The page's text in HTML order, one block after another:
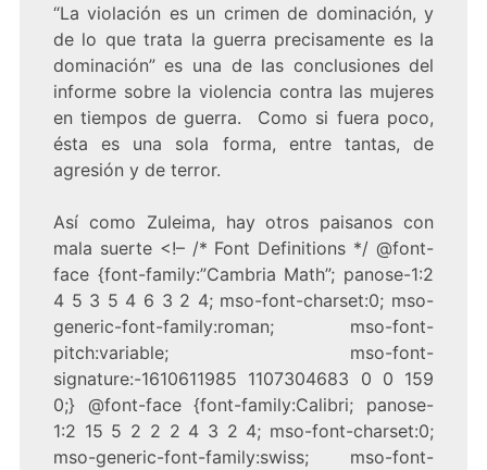
“La violación es un crimen de dominación, y
de lo que trata la guerra precisamente es la
dominación” es una de las conclusiones del
informe sobre la violencia contra las mujeres
en tiempos de guerra. Como si fuera poco,
ésta es una sola forma, entre tantas, de
agresión y de terror.
Así como Zuleima, hay otros paisanos con
mala suerte<!– /* Font Definitions */ @font-
face {font-family:”Cambria Math”; panose-1:2
4 5 3 5 4 6 3 2 4; mso-font-charset:0; mso-
generic-font-family:roman; mso-font-
pitch:variable; mso-font-
signature:-1610611985 1107304683 0 0 159
0;} @font-face {font-family:Calibri; panose-
1:2 15 5 2 2 2 4 3 2 4; mso-font-charset:0;
mso-generic-font-family:swiss; mso-font-